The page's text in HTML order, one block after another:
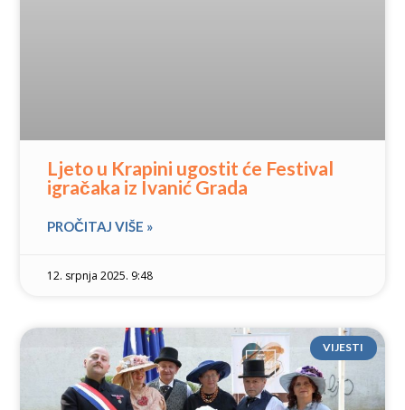
Ljeto u Krapini ugostit će Festival
igračaka iz Ivanić Grada
PROČITAJ VIŠE »
12. srpnja 2025. 9:48
VIJESTI